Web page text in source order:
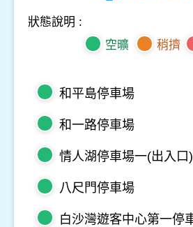
狀態說明 :
空曠
稍擠
和平島停車場
和一路停車場
情人湖停車場一(出入口)
八尺門停車場
白沙灣遊客中心第一停